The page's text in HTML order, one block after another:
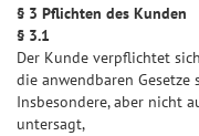
§ 3 Pflichten des Kunden
§ 3.1
Der Kunde verpflichtet
die anwendbaren Gesetze
Insbesondere, aber nicht
untersagt,